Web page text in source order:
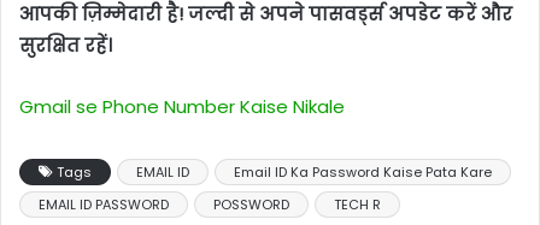
आपकी ज़िम्मेदारी है! जल्दी से अपने पासवर्ड्स अपडेट करें और
सुरक्षित रहें।
Gmail se Phone Number Kaise Nikale
Tags EMAIL ID
Email ID Ka Password Kaise Pata Kare
EMAIL ID PASSWORD
POSSWORD TECH R